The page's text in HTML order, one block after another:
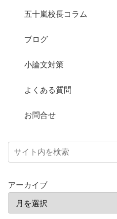
五十嵐校長コラム
ブログ
小論文対策
よくある質問
お問合せ
アーカイブ